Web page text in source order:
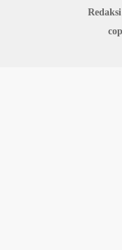
Redaksi